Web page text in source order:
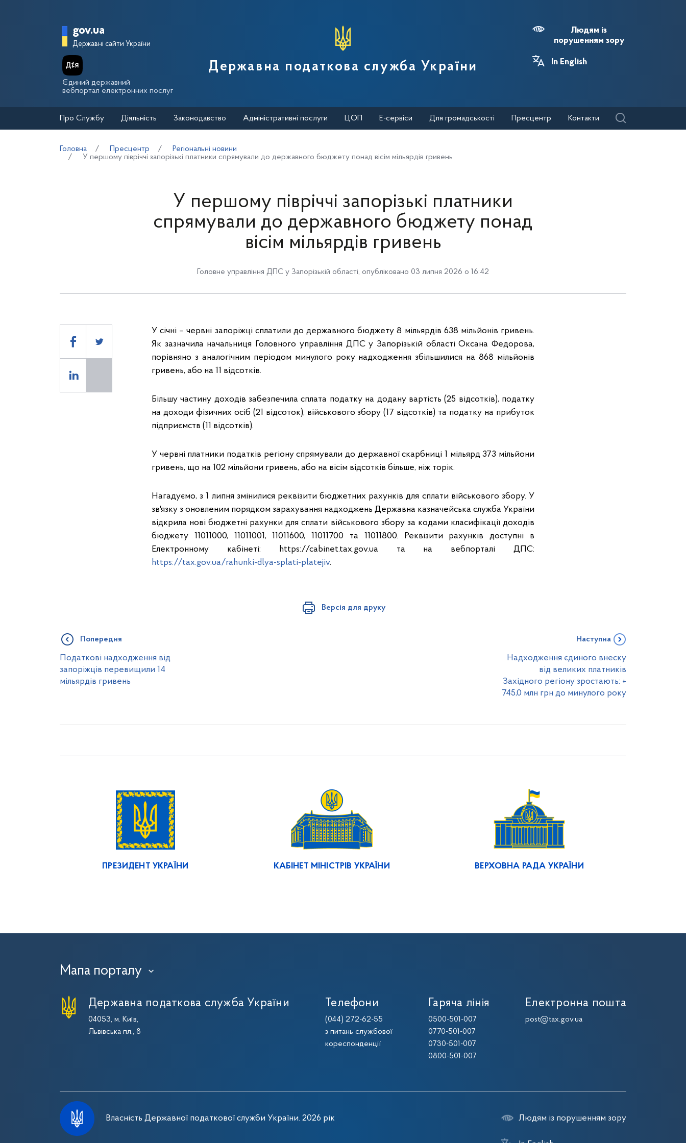
Головна сторінка Державної податкової служби України
gov.ua
Державні сайти України
Єдиний державний
вебпортал електронних послуг
Державна податкова служба України
Людям із
порушенням зору
In English
Про Службу Діяльність Законодавство Адміністративні послуги ЦОП Е-сервіси Для громадськості Пресцентр Контакти
Головна Пресцентр
Регіональні новини
У першому півріччі запорізькі платники спрямували до державного бюджету понад вісім мільярдів гривень
У першому півріччі запорізькі платники
спрямували до державного бюджету понад
вісім мільярдів гривень
Головне управління ДПС у Запорізькій області, опубліковано 03 липня 2026 о 16:42
У січні – червні запоріжці сплатили до державного бюджету 8 мільярдів 638 мільйонів гривень.
Як зазначила начальниця Головного управління ДПС у Запорізькій області Оксана Федорова,
порівняно з аналогічним періодом минулого року надходження збільшилися на 868 мільйонів
гривень, або на 11 відсотків.
Більшу частину доходів забезпечила сплата податку на додану вартість (25 відсотків), податку
на доходи фізичних осіб (21 відсоток), військового збору (17 відсотків) та податку на прибуток
підприємств (11 відсотків).
У червні платники податків регіону спрямували до державної скарбниці 1 мільярд 373 мільйони
гривень, що на 102 мільйони гривень, або на вісім відсотків більше, ніж торік.
Нагадуємо, з 1 липня змінилися реквізити бюджетних рахунків для сплати військового збору. У
зв'язку з оновленим порядком зарахування надходжень Державна казначейська служба України
відкрила нові бюджетні рахунки для сплати військового збору за кодами класифікації доходів
бюджету 11011000, 11011001, 11011600, 11011700 та 11011800. Реквізити рахунків доступні в
Електронному кабінеті: https://cabinet.tax.gov.ua та на вебпорталі ДПС:
https://tax.gov.ua/rahunki-dlya-splati-platejiv.
Версія для друку
Попередня
Податкові надходження від
запоріжців перевищили 14
мільярдів гривень
Наступна
Надходження єдиного внеску
від великих платників
Західного регіону зростають: +
745,0 млн грн до минулого року
ПРЕЗИДЕНТ УКРАЇНИ КАБІНЕТ МІНІСТРІВ УКРАЇНИ ВЕРХОВНА РАДА УКРАЇНИ
Мапа порталу ›
Державна податкова служба України
04053, м. Київ,
Львівська пл., 8
Телефони
(044) 272-62-55
з питань службової
кореспонденції
Гаряча лінія
0500-501-007
0770-501-007
0730-501-007
0800-501-007
Електронна пошта
post@tax.gov.ua
Власність Державної податкової служби України. 2026 рік Людям із порушенням зору